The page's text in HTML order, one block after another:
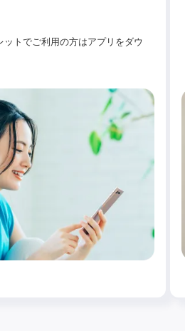
トでご利用の方はアプリをダウ